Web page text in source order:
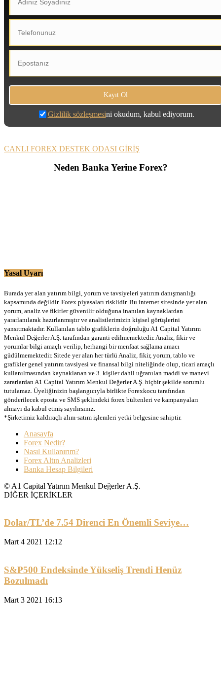
Gizlilik sözleşmesini okudum, kabul ediyorum.
CANLI FOREX DESTEK ODASI GİRİŞ
Neden Banka Yerine Forex?
Yasal Uyarı
Burada yer alan yatırım bilgi, yorum ve tavsiyeleri yatırım danışmanlığı
kapsamında değildir. Forex piyasaları risklidir. Bu internet sitesinde yer alan
yorum, analiz ve fikirler güvenilir olduğuna inanılan kaynaklardan
yararlanılarak hazırlanmıştır ve analistlerimizin kişisel görüşlerini
yansıtmaktadır. Kullanılan tablo grafiklerin doğruluğu A1 Capital Yatırım
Menkul Değerler A.Ş. tarafından garanti edilmemektedir. Analiz, fikir ve
yorumlar bilgi amaçlı verilip, herhangi bir menfaat sağlama amacı
güdülmemektedir. Sitede yer alan her türlü Analiz, fikir, yorum, tablo ve
grafikler genel yatırım tavsiyesi ve finansal bilgi niteliğinde olup, ticari amaçlı
kullanılmasından kaynaklanan ve 3. kişiler dahil uğranılan maddi ve manevi
zararlardan A1 Capital Yatırım Menkul Değerler A.Ş. hiçbir şekilde sorumlu
tutulamaz. Üyeliğinizin başlangıcıyla birlikte Forexkocu tarafından
gönderilecek eposta ve SMS şeklindeki forex bültenleri ve kampanyaları
almayı da kabul etmiş sayılırsınız.
*Şirketimiz kaldıraçlı alım-satım işlemleri yetki belgesine sahiptir.
Anasayfa
Forex Nedir?
Nasıl Kullanırım?
Forex Altın Analizleri
Banka Hesap Bilgileri
© A1 Capital Yatırım Menkul Değerler A.Ş.
DİĞER İÇERİKLER
Dolar/TL’de 7.54 Direnci En Önemli Seviye…
Mart 4 2021 12:12
S&P500 Endeksinde Yükseliş Trendi Henüz
Bozulmadı
Mart 3 2021 16:13